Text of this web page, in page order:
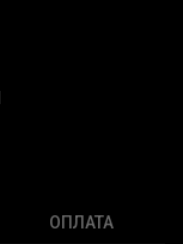
ОПЛАТА